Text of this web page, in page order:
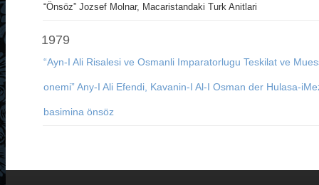
“Önsöz” Jozsef Molnar, Macaristandaki Turk Anitlari
1979
“Ayn-I Ali Risalesi ve Osmanli Imparatorlugu Teskilat ve
onemi” Any-I Ali Efendi, Kavanin-I Al-I Osman der Hulasa-
basimina önsöz